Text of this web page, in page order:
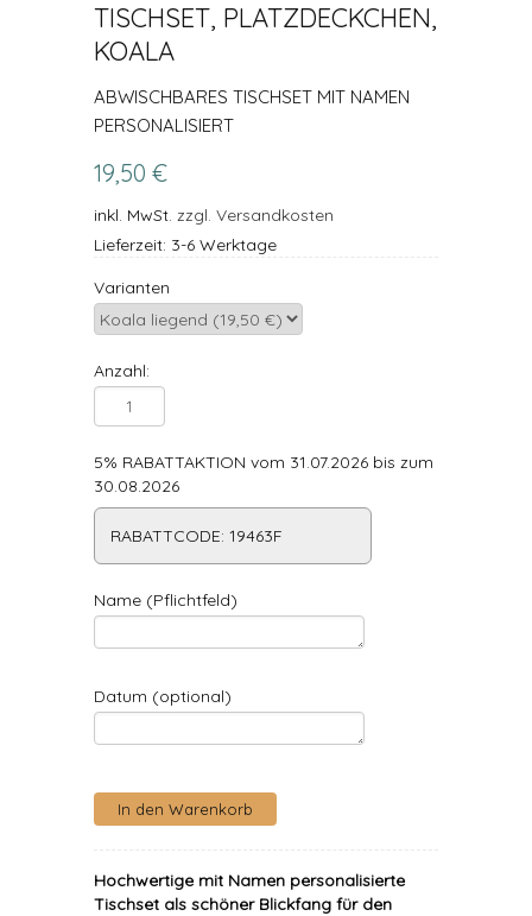
TISCHSET, PLATZDECKCHEN,
KOALA
ABWISCHBARES TISCHSET MIT NAMEN
PERSONALISIERT
19,50 €
inkl. MwSt. zzgl. Versandkosten
Lieferzeit: 3-6 Werktage
Varianten
Anzahl:
5% RABATTAKTION vom 31.07.2026 bis zum
30.08.2026
RABATTCODE: 19463F
Name (Pflichtfeld)
Datum (optional)
Hochwertige mit Namen personalisierte
Tischset als schöner Blickfang für den